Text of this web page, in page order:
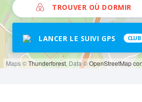
Maps ©Thunderforest, Data ©OpenStreetMap
TROUVER OÙ DORMIR
LANCER LE SUIVI GPS CLUB